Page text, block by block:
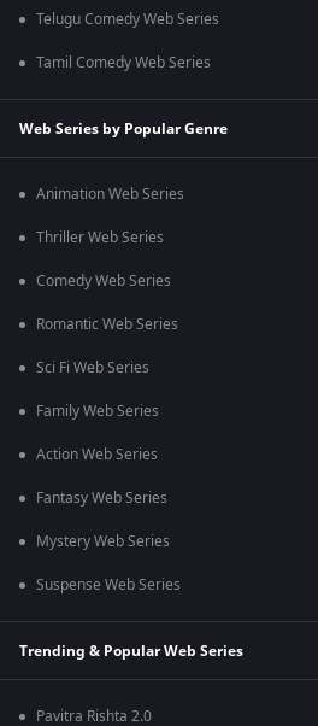
Telugu Comedy Web Series
Tamil Comedy Web Series
Web Series by Popular Genre
Animation Web Series
Thriller Web Series
Comedy Web Series
Romantic Web Series
Sci Fi Web Series
Family Web Series
Action Web Series
Fantasy Web Series
Mystery Web Series
Suspense Web Series
Trending & Popular Web Series
Pavitra Rishta 2.0